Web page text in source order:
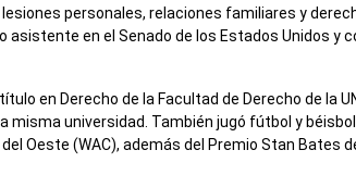
personales, relaciones familiares y
asistente en el Senado de los Estados Unidos
en Derecho de la Facultad de Derecho de la
universidad. También jugó fútbol y
Oeste (WAC), además del Premio Stan Bates